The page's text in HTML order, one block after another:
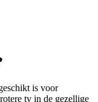
is voor
tv in de gezellige